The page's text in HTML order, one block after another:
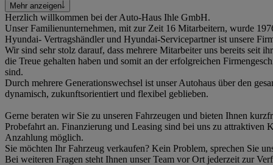
Mehr anzeigen
Herzlich willkommen bei der Auto-Haus Ihle GmbH.
Unser Familienunternehmen, mit zur Zeit 16 Mitarbeitern, wurde
Hyundai- Vertragshändler und Hyundai-Servicepartner ist unsere
Wir sind sehr stolz darauf, dass mehrere Mitarbeiter uns bereits seit
die Treue gehalten haben und somit an der erfolgreichen
sind.
Durch mehrere Generationswechsel ist unser Autohaus über den
dynamisch, zukunftsorientiert und flexibel geblieben.
Gerne beraten wir Sie zu unseren Fahrzeugen und bieten Ihnen
Probefahrt an. Finanzierung und Leasing sind bei uns zu attraktiven
Anzahlung möglich.
Sie möchten Ihr Fahrzeug verkaufen? Kein Problem, sprechen Sie
Bei weiteren Fragen steht Ihnen unser Team vor Ort jederzeit zur